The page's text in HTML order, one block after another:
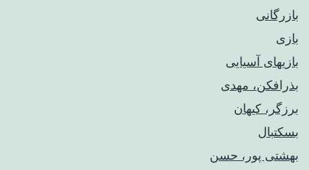
بازرگانی
بازی
بازیهای آسیایی
بذرافکن، مهدی
برزگر، کیهان
بسکتبال
بهشتی پور، حسن